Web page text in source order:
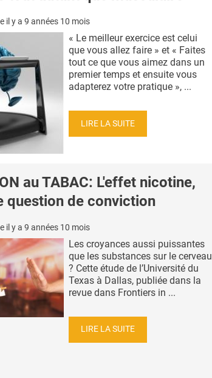
il y a 9 années 10 mois
« Le meilleur exercice est celui
que vous allez faire » et « Faites
tout ce que vous aimez dans un
premier temps et ensuite vous
adapterez votre pratique », ...
LIRE LA SUITE
au TABAC: L'effet nicotine,
question de conviction
il y a 9 années 10 mois
Les croyances aussi puissantes
que les substances sur le cerveau
? Cette étude de l’Université du
Texas à Dallas, publiée dans la
revue dans Frontiers in ...
LIRE LA SUITE